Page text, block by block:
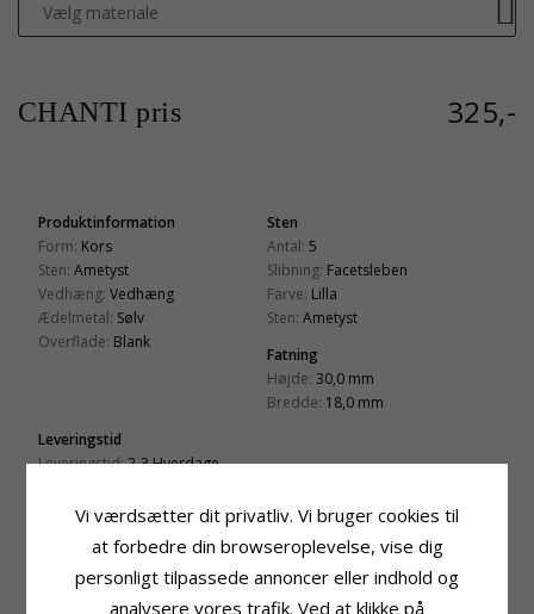
Vælg materiale
CHANTI pris 325,-
Produktinformation
Form: Kors
Sten: Ametyst
Vedhæng: Vedhæng
Ædelmetal: Sølv
Overflade: Blank
Sten
Antal: 5
Slibning: Facetsleben
Farve: Lilla
Sten: Ametyst
Fatning
Højde: 30,0 mm
Bredde: 18,0 mm
Leveringstid
Leveringstid:2-3 Hverdage
RELATEREDE PRODUKTER
Vi værdsætter dit privatliv. Vi bruger cookies til
at forbedre din browseroplevelse, vise dig
personligt tilpassede annoncer eller indhold og
analysere vores trafik. Ved at klikke på